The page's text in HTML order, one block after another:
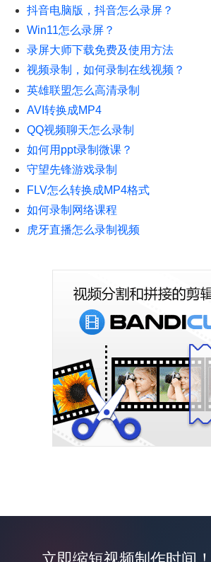
抖音电脑版，抖音怎么录屏？
Win11怎么录屏？
录屏大师下载免费及使用方法
视频录制，如何录制在线视频？
英雄联盟怎么高清录制
AVI转换成MP4
QQ视频聊天怎么录制
如何用ppt录制微课？
守望先锋游戏录制
FLV怎么转换成MP4格式
如何录制网络课程
虎牙直播怎么录制视频